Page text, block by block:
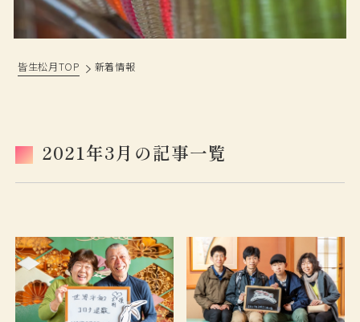
おもてなし
旅の思い出ギャラリー
フォトギャラリー
よくあるご質問
プランから予約
皆生松月TOP 新着情報
2021年3月の記事一覧